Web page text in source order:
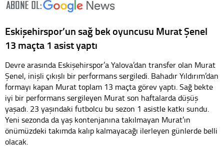
Eskişehirspor’un sağ bek oyuncusu Murat Şenel
13 maçta 1 asist yaptı
Devre arasında Eskişehirspor’a Yalova’dan transfer olan Murat
Şenel, inişli çıkışlı bir performans sergiledi. Bahadır Yıldırım’dan
formayı kapan Murat toplam 13 maçta görev yaptı. Sağ bekte
iyi bir performans sergileyen Murat son haftalarda düşüş
yaşadı. 23 yaşındaki futbolcu bu sezon 1 asistle katkı sundu.
Yeni sezonda da yaş kontenjanına takılmayan Murat’ın
önümüzdeki takımda kalıp kalmayacağı ilerleyen günlerde belli
olacak.